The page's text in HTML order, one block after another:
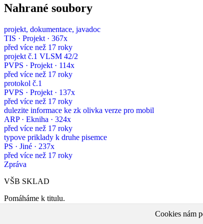
Nahrané soubory
projekt, dokumentace, javadoc
TIS · Projekt · 367x
před více než 17 roky
projekt č.1 VLSM 42/2
PVPS · Projekt · 114x
před více než 17 roky
protokol č.1
PVPS · Projekt · 137x
před více než 17 roky
dulezite informace ke zk olivka verze pro mobil
ARP · Ekniha · 324x
před více než 17 roky
typove priklady k druhe pisemce
PS · Jiné · 237x
před více než 17 roky
Zpráva
VŠB SKLAD
Pomáháme k titulu.
Ochrana osobních údajů
Cookies nám